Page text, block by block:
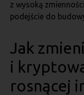
z wysoką
podejście do
Jak
i
rosnącej